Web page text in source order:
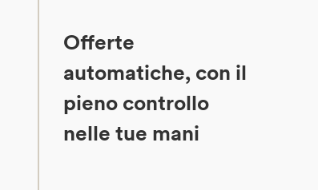
Offerte
automatiche, con il
pieno controllo
nelle tue mani